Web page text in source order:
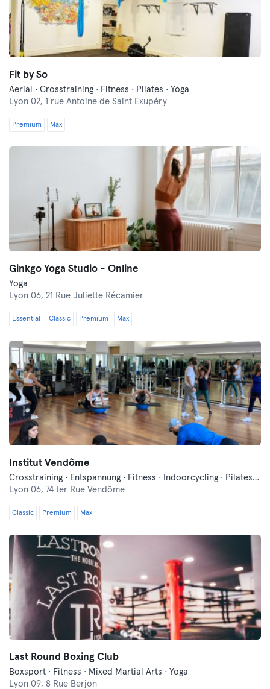
Fit by So
Aerial · Crosstraining · Fitness · Pilates · Yoga
Lyon 02, 1 rue Antoine de Saint Exupéry
Premium Max
Ginkgo Yoga Studio - Online
Yoga
Lyon 06, 21 Rue Juliette Récamier
Essential Classic Premium Max
Institut Vendôme
Crosstraining · Entspannung · Fitness · Indoorcycling · Pilates · Yoga
Lyon 06, 74 ter Rue Vendôme
Classic Premium Max
Last Round Boxing Club
Boxsport · Fitness · Mixed Martial Arts · Yoga
Lyon 09, 8 Rue Berjon